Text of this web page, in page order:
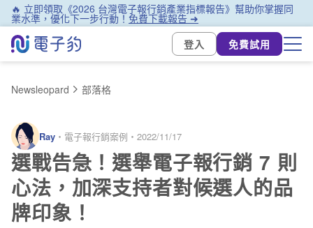
🔥 立即領取《2026 台灣電子報行銷產業指標報告》幫助你掌握同
業水準，優化下一步行動！免費下載報告 ➜
登入
免費試用
Newsleopard 部落格
Ray ・ 電子報行銷案例 ・ 2022/11/17
選戰告急！選舉電子報行銷 7 則
心法，加深支持者對候選人的品
牌印象！